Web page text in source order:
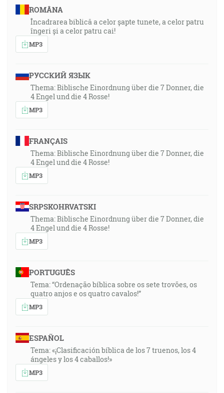
ROMÂNA
Încadrarea biblică a celor șapte tunete, a celor patru
îngeri și a celor patru cai!
MP3
РУССКИЙ ЯЗЫК
Thema: Biblische Einordnung über die 7 Donner, die
4 Engel und die 4 Rosse!
MP3
FRANÇAIS
Thema: Biblische Einordnung über die 7 Donner, die
4 Engel und die 4 Rosse!
MP3
SRPSKOHRVATSKI
Thema: Biblische Einordnung über die 7 Donner, die
4 Engel und die 4 Rosse!
MP3
PORTUGUÊS
Tema: “Ordenação bíblica sobre os sete trovões, os
quatro anjos e os quatro cavalos!”
MP3
ESPAÑOL
Tema: «¡Clasificación bíblica de los 7 truenos, los 4
ángeles y los 4 caballos!»
MP3